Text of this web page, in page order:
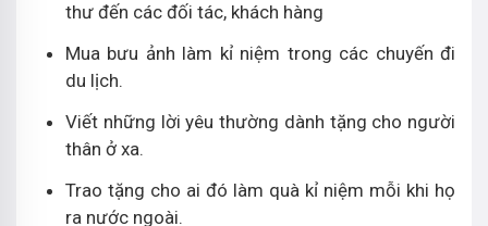
thư đến các đối tác, khách hàng
Mua bưu ảnh làm kỉ niệm trong các chuyến đi
du lịch.
Viết những lời yêu thường dành tặng cho người
thân ở xa.
Trao tặng cho ai đó làm quà kỉ niệm mỗi khi họ
ra nước ngoài.